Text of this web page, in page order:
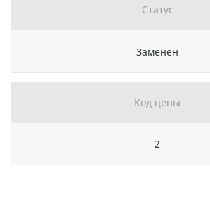
Статус
Заменен
Код цены
2